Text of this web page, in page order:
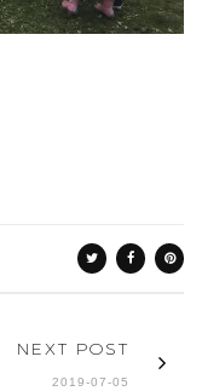
NEXT POST
2019-07-05